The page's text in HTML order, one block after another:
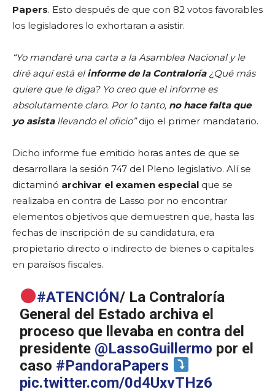
Papers. Esto después de que con 82 votos favorables
los legisladores lo exhortaran a asistir.
“Yo mandaré una carta a la Asamblea Nacional y le
diré aquí está elinforme de la Contraloría ¿Qué más
quiere que le diga? Yo creo que el informe es
absolutamente claro. Por lo tanto, no hace falta que
yo asistallevando el oficio”dijo el primer mandatario.
Dicho informe fue emitido horas antes de que se
desarrollara la sesión 747 del Pleno legislativo. Alí se
dictaminó archivar el examen especial que se
realizaba en contra de Lasso por no encontrar
elementos objetivos que demuestren que, hasta las
fechas de inscripción de su candidatura, era
propietario directo o indirecto de bienes o capitales
en paraísos fiscales.
#ATENCIÓN/ La Contraloría
General del Estado archiva el
proceso que llevaba en contra del
presidente @LassoGuillermo por el
caso #PandoraPapers
pic.twitter.com/0d4UxvTHz6